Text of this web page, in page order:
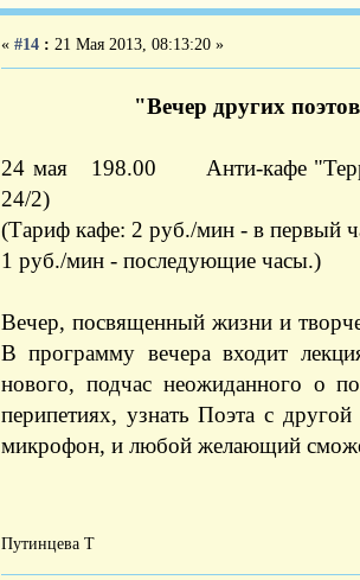
« #14 : 21 Мая 2013, 08:13:20 »
"Вечер других
24 мая 198.00 Анти-кафе
24/2)
(Тариф кафе: 2 руб./мин - в первый
1 руб./мин - последующие часы.)
Вечер, посвященный жизни и
В программу вечера входит
нового, подчас неожиданного о
перипетиях, узнать Поэта с
микрофон, и любой желающий
Путинцева Т